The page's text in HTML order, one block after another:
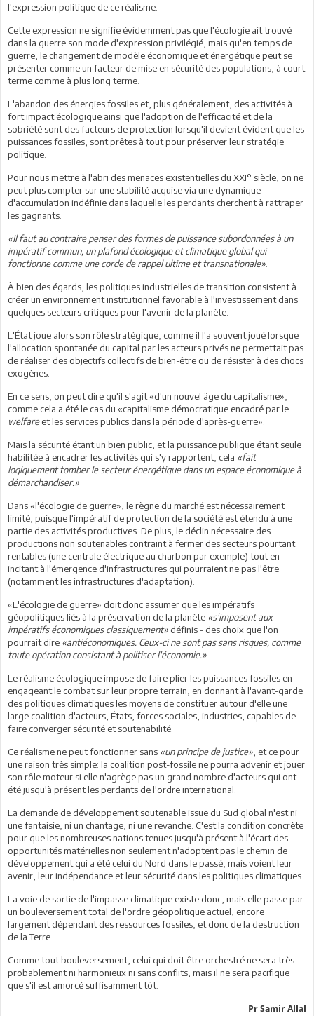
l'expression politique de ce réalisme.
Cette expression ne signifie évidemment pas que l'écologie ait trouvé
dans la guerre son mode d'expression privilégié, mais qu'en temps de
guerre, le changement de modèle économique et énergétique peut se
présenter comme un facteur de mise en sécurité des populations, à court
terme comme à plus long terme.
L'abandon des énergies fossiles et, plus généralement, des activités à
fort impact écologique ainsi que l'adoption de l'efficacité et de la
sobriété sont des facteurs de protection lorsqu'il devient évident que les
puissances fossiles, sont prêtes à tout pour préserver leur stratégie
politique.
Pour nous mettre à l'abri des menaces existentielles du XXI° siècle, on ne
peut plus compter sur une stabilité acquise via une dynamique
d'accumulation indéfinie dans laquelle les perdants cherchent à rattraper
les gagnants.
«Il faut au contraire penser des formes de puissance subordonnées à un
impératif commun, un plafond écologique et climatique global qui
fonctionne comme une corde de rappel ultime et transnationale»
À bien des égards, les politiques industrielles de transition consistent à
créer un environnement institutionnel favorable à l'investissement dans
quelques secteurs critiques pour l'avenir de la planète.
L'État joue alors son rôle stratégique, comme il l'a souvent joué lorsque
l'allocation spontanée du capital par les acteurs privés ne permettait pas
de réaliser des objectifs collectifs de bien-être ou de résister à des chocs
exogènes.
En ce sens, on peut dire qu'il s'agit «d'un nouvel âge du capitalisme»,
comme cela a été le cas du «capitalisme démocratique encadré par le
welfareet les services publics dans la période d'après-guerre».
Mais la sécurité étant un bien public, et la puissance publique étant seule
habilitée à encadrer les activités qui s'y rapportent, cela «fait
logiquement tomber le secteur énergétique dans un espace économique à
démarchandiser.»
Dans «l'écologie de guerre», le règne du marché est nécessairement
limité, puisque l'impératif de protection de la société est étendu à une
partie des activités productives. De plus, le déclin nécessaire des
productions non soutenables contraint à fermer des secteurs pourtant
rentables (une centrale électrique au charbon par exemple) tout en
incitant à l'émergence d'infrastructures qui pourraient ne pas l'être
(notamment les infrastructures d'adaptation).
«L'écologie de guerre» doit donc assumer que les impératifs
géopolitiques liés à la préservation de la planète «s'imposent aux
impératifs économiques classiquement» définis - des choix que l'on
pourrait dire «antiéconomiques. Ceux-ci ne sont pas sans risques, comme
toute opération consistant à politiser l'économie.»
Le réalisme écologique impose de faire plier les puissances fossiles en
engageant le combat sur leur propre terrain, en donnant à l'avant-garde
des politiques climatiques les moyens de constituer autour d'elle une
large coalition d'acteurs, États, forces sociales, industries, capables de
faire converger sécurité et soutenabilité.
Ce réalisme ne peut fonctionner sans «un principe de justice» , et ce pour
une raison très simple: la coalition post-fossile ne pourra advenir et jouer
son rôle moteur si elle n'agrège pas un grand nombre d'acteurs qui ont
été jusqu'à présent les perdants de l'ordre international.
La demande de développement soutenable issue du Sud global n'est ni
une fantaisie, ni un chantage, ni une revanche. C'est la condition concrète
pour que les nombreuses nations tenues jusqu'à présent à l'écart des
opportunités matérielles non seulement n'adoptent pas le chemin de
développement qui a été celui du Nord dans le passé, mais voient leur
avenir, leur indépendance et leur sécurité dans les politiques climatiques.
La voie de sortie de l'impasse climatique existe donc, mais elle passe par
un bouleversement total de l'ordre géopolitique actuel, encore
largement dépendant des ressources fossiles, et donc de la destruction
de la Terre.
Comme tout bouleversement, celui qui doit être orchestré ne sera très
probablement ni harmonieux ni sans conflits, mais il ne sera pacifique
que s'il est amorcé suffisamment tôt.
Pr Samir Allal